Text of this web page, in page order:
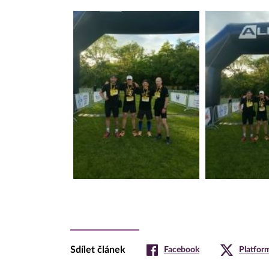
Sdílet článek Facebook